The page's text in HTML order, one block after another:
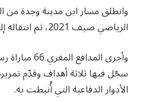
وانطلق مسار ابن مدينة وجدة من
الرياضي صيف 2021، ثم انتقاله إلى الوداد الرياضي سنة 2023.
وأجرى
سجّل فيها ثلاثة أهداف وقدّم
الأدوار الدفاعية التي أُنيطت به.